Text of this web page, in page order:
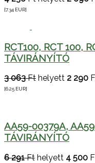
[7.34 EUR]
RCT100, RCT 100,
TÁVIRÁNYÍTÓ
3 063 Ft helyett 2 290
[6.25 EUR]
AA59-00379A,
TÁVIRÁNYÍTÓ
6 291 Ft helyett 4 500